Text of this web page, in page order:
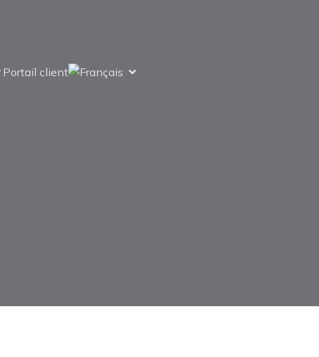
Portail client